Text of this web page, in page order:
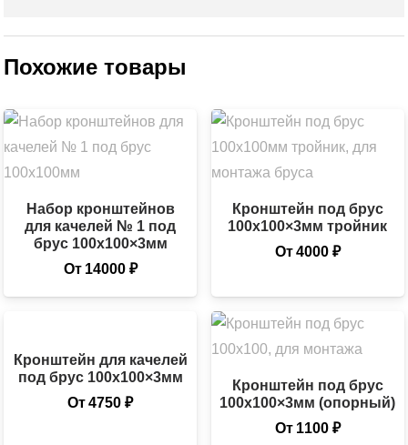
Похожие товары
Набор кронштейнов
для качелей № 1 под
брус 100х100×3мм
От 14000 ₽
Кронштейн под брус
100х100×3мм тройник
От4000 ₽
Кронштейн для качелей
под брус 100х100×3мм
От4750₽
Кронштейн под брус
100х100×3мм (опорный)
От 1100 ₽